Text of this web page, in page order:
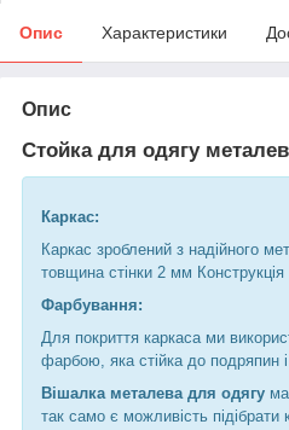
Опис Характеристики
Опис
Стойка для одягу
Каркас:
Каркас зроблений з надійного
товщина стінки 2 мм Конструкція
Фарбування:
Для покриття каркаса ми
фарбою, яка стійка до подряпин і
Вішалка металева для одягу
так само є можливість підібрати